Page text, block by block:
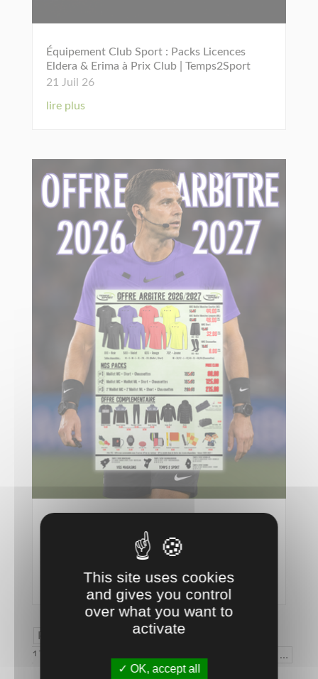
Équipement Club Sport : Packs Licences
Eldera & Erima à Prix Club | Temps2Sport
21 Juil 26
lire plus
Chez Temps 2 Sport
Page 1 sur
17
…
» Dernière page »
This site uses cookies
and gives you control
over what you want to
activate
OK, accept all